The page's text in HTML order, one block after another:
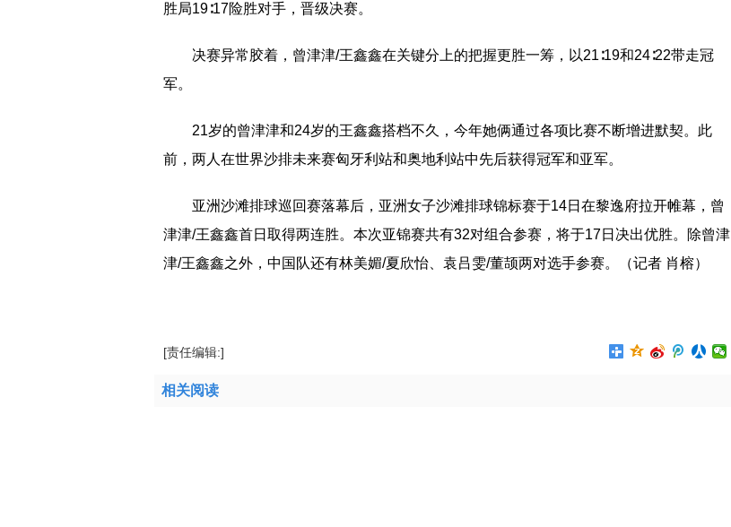
胜局19∶17险胜对手，晋级决赛。
决赛异常胶着，曾津津/王鑫鑫在关键分上的把握更胜一筹，以21∶19和24∶22带走冠
军。
21岁的曾津津和24岁的王鑫鑫搭档不久，今年她俩通过各项比赛不断增进默契。此
前，两人在世界沙排未来赛匈牙利站和奥地利站中先后获得冠军和亚军。
亚洲沙滩排球巡回赛落幕后，亚洲女子沙滩排球锦标赛于14日在黎逸府拉开帷幕，曾
津津/王鑫鑫首日取得两连胜。本次亚锦赛共有32对组合参赛，将于17日决出优胜。除曾津
津/王鑫鑫之外，中国队还有林美媚/夏欣怡、袁吕雯/董颉两对选手参赛。（记者 肖榕）
[责任编辑:]
相关阅读